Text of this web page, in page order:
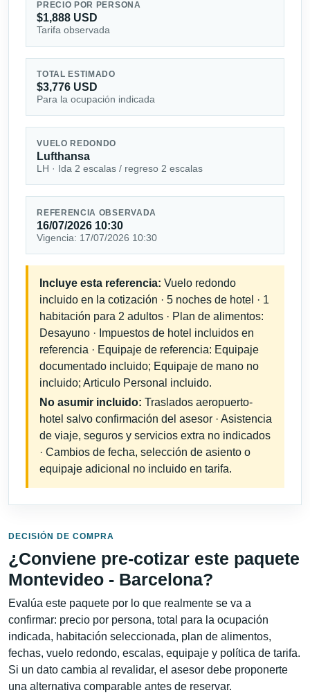
PRECIO POR PERSONA
$1,888 USD
Tarifa observada
TOTAL ESTIMADO
$3,776 USD
Para la ocupación indicada
VUELO REDONDO
Lufthansa
LH · Ida 2 escalas / regreso 2 escalas
REFERENCIA OBSERVADA
16/07/2026 10:30
Vigencia: 17/07/2026 10:30
Incluye esta referencia: Vuelo redondo
incluido en la cotización · 5 noches de hotel · 1
habitación para 2 adultos · Plan de alimentos:
Desayuno · Impuestos de hotel incluidos en
referencia · Equipaje de referencia: Equipaje
documentado incluido; Equipaje de mano no
incluido; Articulo Personal incluido.
No asumir incluido: Traslados aeropuerto-
hotel salvo confirmación del asesor · Asistencia
de viaje, seguros y servicios extra no indicados
· Cambios de fecha, selección de asiento o
equipaje adicional no incluido en tarifa.
DECISIÓN DE COMPRA
¿Conviene pre-cotizar este paquete
Montevideo - Barcelona?
Evalúa este paquete por lo que realmente se va a
confirmar: precio por persona, total para la ocupación
indicada, habitación seleccionada, plan de alimentos,
fechas, vuelo redondo, escalas, equipaje y política de tarifa.
Si un dato cambia al revalidar, el asesor debe proponerte
una alternativa comparable antes de reservar.